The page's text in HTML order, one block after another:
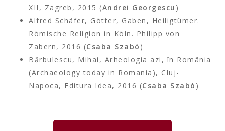
XII, Zagreb, 2015 (Andrei Georgescu )
Alfred Schäfer, Götter, Gaben, Heiligtümer.
Römische Religion in Köln. Philipp von
Zabern, 2016 (Csaba Szabó )
Bărbulescu, Mihai, Arheologia azi, în România
(Archaeology today in Romania), Cluj-
Napoca, Editura Idea, 2016 (Csaba Szabó )